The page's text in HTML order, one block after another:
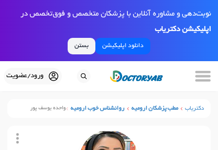
نوبت‌دهی و مشاوره آنلاین با پزشکان متخصص و فوق‌تخصص در
اپلیکیشن دکتریاب
دانلود اپلیکیشن بستن
ورود/عضویت
دکتریاب مطب پزشکان ارومیه روانشناس خوب ارومیه واحده یوسف پور